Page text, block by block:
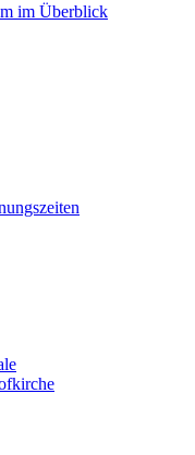
im Überblick